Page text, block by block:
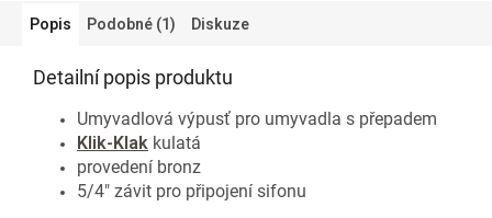
Popis Podobné (1) Diskuze
Detailní popis produktu
Umyvadlová výpusť pro umyvadla s přepadem
Klik-Klak kulatá
provedení bronz
5/4" závit pro připojení sifonu